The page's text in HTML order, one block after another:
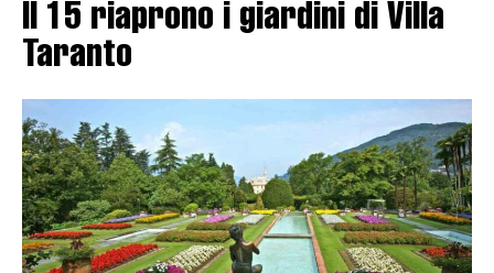
Il 15 riaprono i giardini di Villa
Taranto